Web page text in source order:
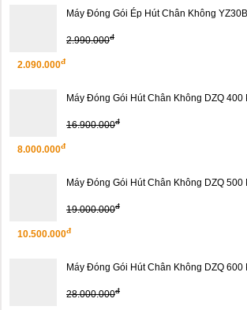
Máy Đóng Gói Ép Hút Chân Không YZ30B
2.990.000đ
2.090.000đ
Máy Đóng Gói Hút Chân Không DZQ 400
16.900.000đ
8.000.000đ
Máy Đóng Gói Hút Chân Không DZQ 500
19.000.000đ
10.500.000đ
Máy Đóng Gói Hút Chân Không DZQ 600
28.000.000đ